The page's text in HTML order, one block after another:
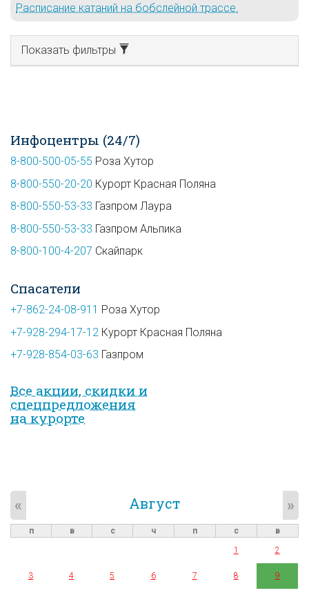
Расписание катаний на бобслейной трассе.
Показать фильтры
Инфоцентры (24/7)
8-800-500-05-55 Роза Хутор
8-800-550-20-20 Курорт Красная Поляна
8-800-550-53-33 Газпром Лаура
8-800-550-53-33 Газпром Альпика
8-800-100-4-207 Скайпарк
Спасатели
+7-862-24-08-911 Роза Хутор
+7-928-294-17-12 Курорт Красная Поляна
+7-928-854-03-63 Газпром
Все акции, скидки и
спец­предложе­ния
на курорте
Август
« »
п в с ч п с
в
1
2
3 4 5 6 7 8 9